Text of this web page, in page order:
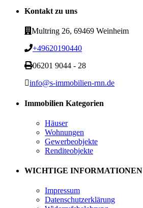
Kontakt zu uns
Multring 26, 69469 Weinheim
+49620190440
06201 9044 - 28
info@s-immobilien-rnn.de
Immobilien Kategorien
Häuser
Wohnungen
Gewerbeobjekte
Renditeobjekte
WICHTIGE INFORMATIONEN
Impressum
Datenschutzerklärung